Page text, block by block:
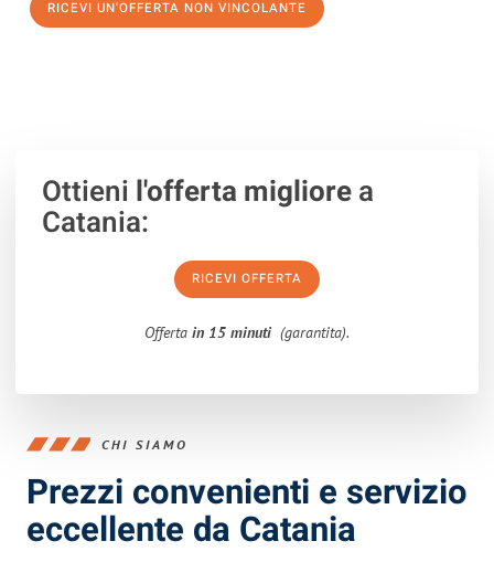
RICEVI UN'OFFERTA NON VINCOLANTE
Ottieni l'offerta migliorea
Catania:
RICEVI OFFERTA
Offerta in 15 minuti (garantita).
CHI SIAMO
Prezzi convenienti e servizio
eccellente da Catania